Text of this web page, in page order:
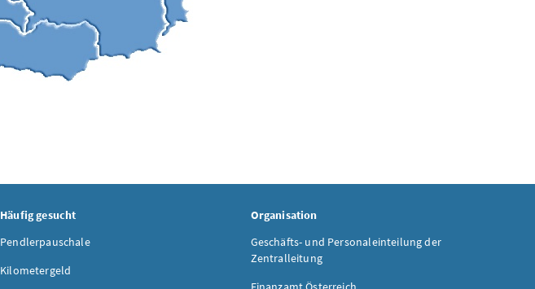
Häufig gesucht
Pendlerpauschale
Kilometergeld
Organisation
Geschäfts- und Personaleinteilung der
Zentralleitung